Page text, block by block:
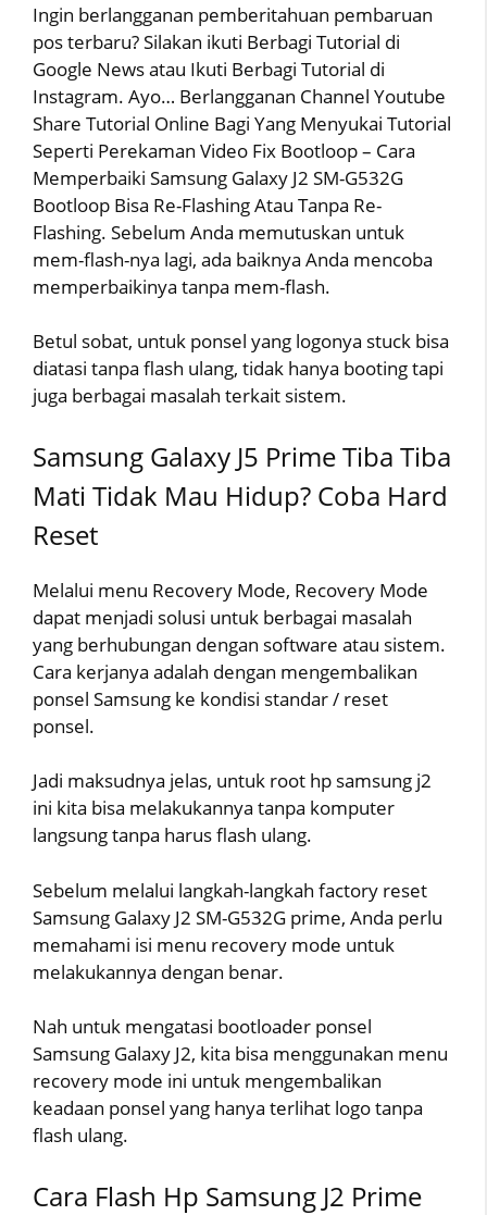
Ingin berlangganan pemberitahuan pembaruan
pos terbaru? Silakan ikuti Berbagi Tutorial di
Google News atau Ikuti Berbagi Tutorial di
Instagram. Ayo… Berlangganan Channel Youtube
Share Tutorial Online Bagi Yang Menyukai Tutorial
Seperti Perekaman Video Fix Bootloop – Cara
Memperbaiki Samsung Galaxy J2 SM-G532G
Bootloop Bisa Re-Flashing Atau Tanpa Re-
Flashing. Sebelum Anda memutuskan untuk
mem-flash-nya lagi, ada baiknya Anda mencoba
memperbaikinya tanpa mem-flash.
Betul sobat, untuk ponsel yang logonya stuck bisa
diatasi tanpa flash ulang, tidak hanya booting tapi
juga berbagai masalah terkait sistem.
Samsung Galaxy J5 Prime Tiba Tiba
Mati Tidak Mau Hidup? Coba Hard
Reset
Melalui menu Recovery Mode, Recovery Mode
dapat menjadi solusi untuk berbagai masalah
yang berhubungan dengan software atau sistem.
Cara kerjanya adalah dengan mengembalikan
ponsel Samsung ke kondisi standar / reset
ponsel.
Jadi maksudnya jelas, untuk root hp samsung j2
ini kita bisa melakukannya tanpa komputer
langsung tanpa harus flash ulang.
Sebelum melalui langkah-langkah factory reset
Samsung Galaxy J2 SM-G532G prime, Anda perlu
memahami isi menu recovery mode untuk
melakukannya dengan benar.
Nah untuk mengatasi bootloader ponsel
Samsung Galaxy J2, kita bisa menggunakan menu
recovery mode ini untuk mengembalikan
keadaan ponsel yang hanya terlihat logo tanpa
flash ulang.
Cara Flash Hp Samsung J2 Prime